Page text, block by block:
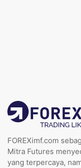
FOREXimf.com
Mitra Futures
yang terpercaya,